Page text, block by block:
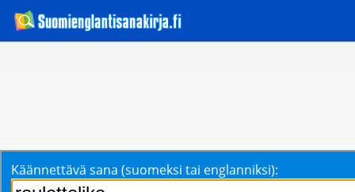
Käännettävä sana (suomeksi tai englanniksi):